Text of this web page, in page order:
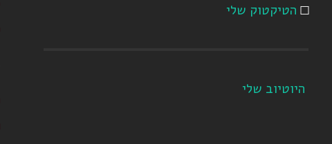
הטיקטוק שלי
היוטיוב שלי